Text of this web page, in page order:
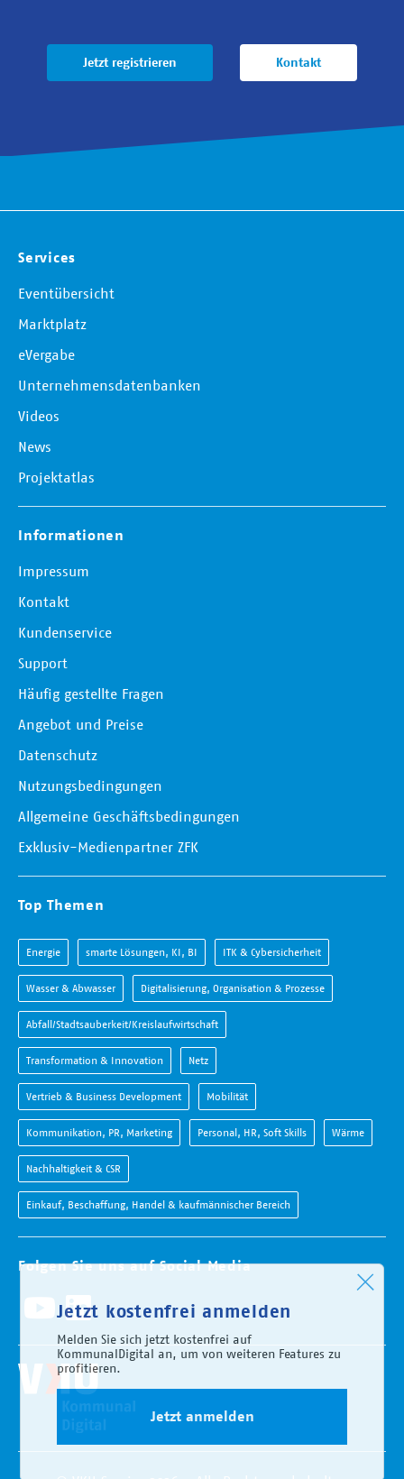
Jetzt kostenfrei anmelden
Melden Sie sich jetzt kostenfrei auf
KommunalDigital an, um von weiteren Features zu
profitieren.
Jetzt anmelden
Jetzt registrieren Kontakt
Services
Eventübersicht
Marktplatz
eVergabe
Unternehmensdatenbanken
Videos
News
Projektatlas
Informationen
Impressum
Kontakt
Kundenservice
Support
Häufig gestellte Fragen
Angebot und Preise
Datenschutz
Nutzungsbedingungen
Allgemeine Geschäftsbedingungen
Exklusiv-Medienpartner ZFK
Top Themen
Energie smarte Lösungen, KI, BI ITK & Cybersicherheit
Wasser & Abwasser Digitalisierung, Organisation & Prozesse
Abfall/Stadtsauberkeit/Kreislaufwirtschaft
Transformation & Innovation Netz
Vertrieb & Business Development Mobilität
Kommunikation, PR, Marketing Personal, HR, Soft Skills Wärme
Nachhaltigkeit & CSR
Einkauf, Beschaffung, Handel & kaufmännischer Bereich
Folgen Sie uns auf Social Media